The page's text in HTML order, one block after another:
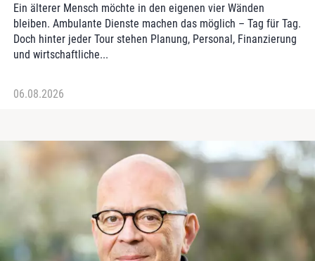
Ein älterer Mensch möchte in den eigenen vier Wänden
bleiben. Ambulante Dienste machen das möglich – Tag für Tag.
Doch hinter jeder Tour stehen Planung, Personal, Finanzierung
und wirtschaftliche...
06.08.2026